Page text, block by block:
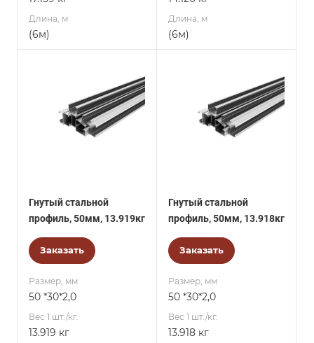
Длина, м
(6м)
Длина, м
(6м)
Гнутый стальной
профиль, 50мм, 13.919кг
Заказать
Размер, мм
50 *30*2,0
Вес 1 шт./кг.
13.919 кг
Гнутый стальной
профиль, 50мм, 13.918кг
Заказать
Размер, мм
50 *30*2,0
Вес 1 шт./кг.
13.918 кг